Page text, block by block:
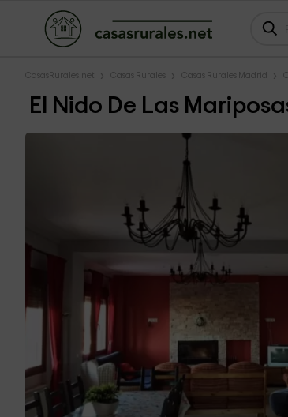
CasasRurales.net Casas Rurales Casas Rurales Madrid
El Nido De Las